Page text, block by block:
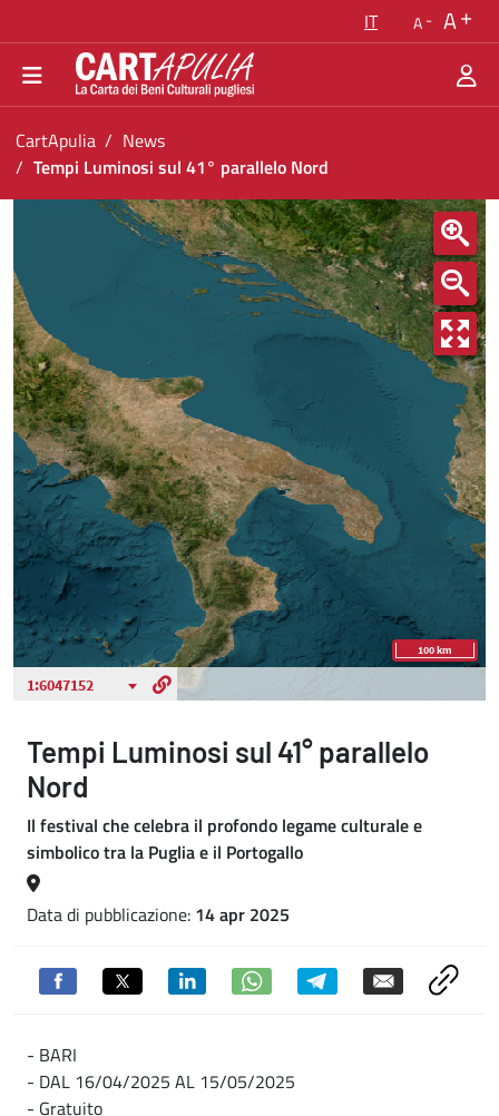
Vai al menu di navigazione
Vai ai contenuti
Vai al footer
IT A A
Ti trovi in:
CartApulia
News
Tempi Luminosi sul 41° parallelo Nord
Tempi Luminosi sul 41° parallelo Nord
Tempi Luminosi sul 41° parallelo
Nord
Il festival che celebra il profondo legame culturale e
simbolico tra la Puglia e il Portogallo
Data di pubblicazione: 14 apr 2025
- BARI
- DAL 16/04/2025 AL 15/05/2025
- Gratuito